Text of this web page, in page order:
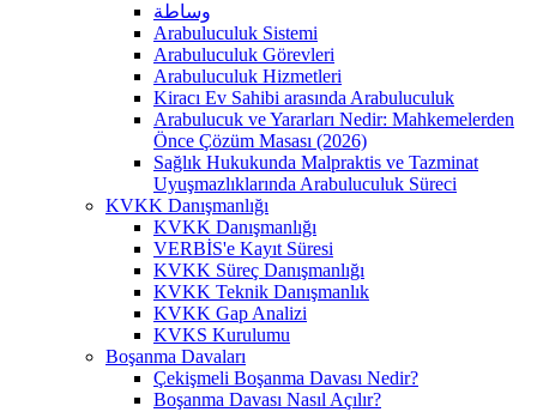
وساطة
Arabuluculuk Sistemi
Arabuluculuk Görevleri
Arabuluculuk Hizmetleri
Kiracı Ev Sahibi arasında Arabuluculuk
Arabulucuk ve Yararları Nedir: Mahkemelerden
Önce Çözüm Masası (2026)
Sağlık Hukukunda Malpraktis ve Tazminat
Uyuşmazlıklarında Arabuluculuk Süreci
KVKK Danışmanlığı
KVKK Danışmanlığı
VERBİS'e Kayıt Süresi
KVKK Süreç Danışmanlığı
KVKK Teknik Danışmanlık
KVKK Gap Analizi
KVKS Kurulumu
Boşanma Davaları
Çekişmeli Boşanma Davası Nedir?
Boşanma Davası Nasıl Açılır?